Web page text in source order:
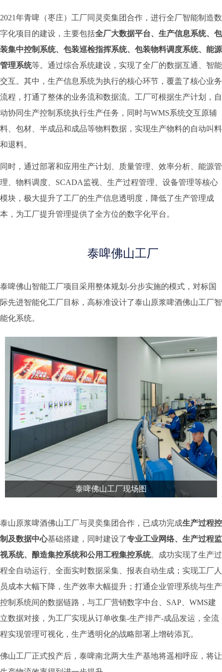
2021年青啤（枣庄）工厂同灵奕集团合作，进行全厂智能制造数
字化项目的建设， 主要包括全厂大数据平台、生产信息系统、包
装集中控制系统、包装巡检指挥系统、包装物料调度系统、能源
管理系统等。 通过综合系统建设，实现了全厂的数据互通、智能
交互。其中，生产信息系统为执行的核心环节，覆盖了核心业务
流程，打通了整体的业务流和数据流。工厂可根据生产计划，自
动协同生产控制系统执行生产任务，同时与WMS系统交互原辅
料、包材、半成品和成品等物料数据，实现生产物料的自动叫料
和退料。
同时，通过部署和应用生产计划、质量管理、效率分析、能源管
理、物料调度、SCADA监视、生产过程管理、设备管理等核心
模块，极大提升了工厂的生产信息透明度，降低了生产管理成
本，为工厂提升管理提供了全方位的数字化平台。
泰啤佛山工厂
泰啤佛山智能工厂项目采用整体规划-分步实施的模式，对标国
际先进智能化工厂目标，高标准设计了泰山原浆啤酒佛山工厂智
能化系统。
泰啤佛山工厂现场图
泰山原浆啤酒佛山工厂与灵奕集团合作，已成功完成生产过程控
制及数据中心基础搭建，同时建设了专业工业网络、生产过程监
视系统、酿造集控系统和公用工程集控系统。成功实现了生产过
程全自动运行、全面实时数据采集、报表自动生成；实现工厂人
员成本大幅下降，生产效率大幅提升；打通企业管理系统与生产
控制系统间的数据链路，与工厂营销数字中台、SAP、WMS建
立数据对接，为工厂实现从订单收集-生产排产-成品发运，全流
程实现管理可视化，生产透明化的战略部署上增砖添瓦。
佛山工厂正式投产后，泰啤南北两大生产基地将遥相呼应，将让